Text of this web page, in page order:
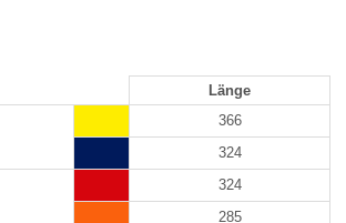
Länge
366
324
324
285